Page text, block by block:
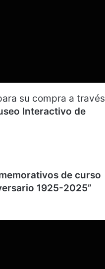
su compra a través
Interactivo de
de curso
1925-2025”